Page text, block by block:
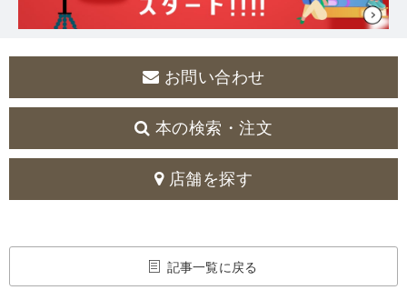
お問い合わせ
本の検索・注文
店舗を探す
記事一覧に戻る